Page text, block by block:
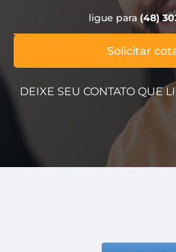
Solicitar
ligue para (48)
DEIXE SEU CONTATO QUE